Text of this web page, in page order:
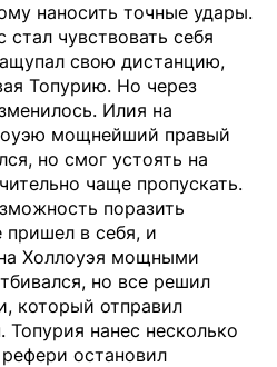
наносить точные удары.
чувствовать себя
свою дистанцию,
Топурию. Но через
Илия на
мощнейший правый
но смог устоять на
чаще пропускать.
поразить
пришел в себя, и
Холлоуэя мощными
но все решил
который отправил
Топурия нанес несколько
остановил